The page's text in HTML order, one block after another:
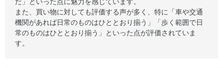
また、買い物に対しても評価する声が多く、特に「車や交通
機関があれば日常のものはひととおり揃う」「歩く範囲で日
常のものはひととおり揃う」といった点が評価されていま
す。